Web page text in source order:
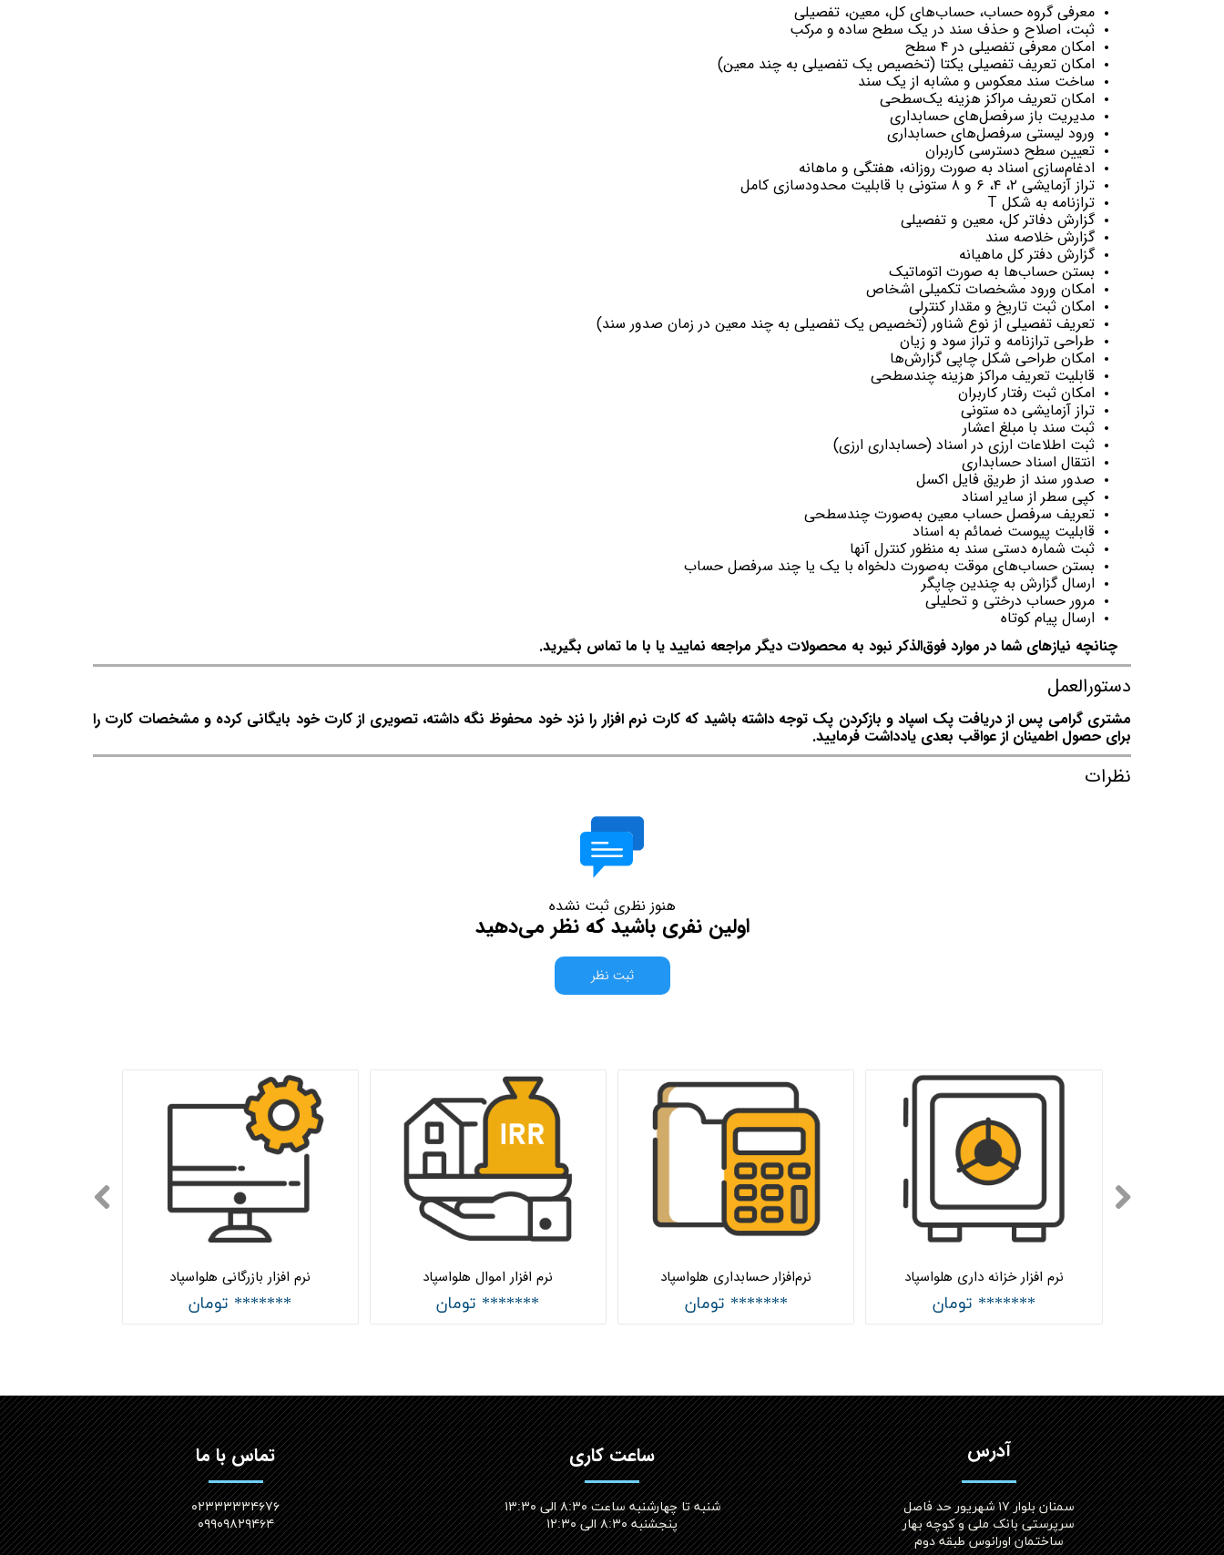
معرفی گروه حساب،‌ حساب‌های کل، معین،‌ تفصیلی
ثبت،‌ اصلاح و حذف سند در یک سطح ساده و مرکب
امکان معرفی تفصیلی در ۴ سطح
امکان تعریف تفصیلی یکتا (تخصیص یک تفصیلی به چند معین)
ساخت سند معکوس و مشابه از یک سند
امکان تعریف مراکز هزینه یک‌سطحی
مدیریت باز سرفصل‌های حسابداری
ورود لیستی سرفصل‌های حسابداری
تعیین سطح دسترسی کاربران
ادغام‌سازی اسناد به صورت روزانه، هفتگی و ماهانه
تراز آزمایشی ۲، ۴، ۶ و ۸ ستونی با قابلیت محدودسازی کامل
ترازنامه به شکل T
گزارش دفاتر کل، معین و تفصیلی
گزارش خلاصه سند
گزارش دفتر کل ماهیانه
بستن حساب‌ها به‌ صورت اتوماتیک
امکان ورود مشخصات تکمیلی اشخاص
امکان ثبت تاریخ و مقدار کنترلی
تعریف تفصیلی از نوع شناور (تخصیص یک تفصیلی به چند معین در زمان صدور سند)
‌طراحی ترازنامه و تراز سود و زیان
امکان طراحی شکل چاپی گزارش‌ها
قابلیت تعریف مراکز هزینه چندسطحی
امکان ثبت رفتار کاربران
تراز آزمایشی ده ستونی
ثبت سند با مبلغ اعشار
‌ثبت اطلاعات ارزی در اسناد (حسابداری ارزی)
انتقال اسناد حسابداری
صدور سند از طریق فایل اکسل
کپی سطر از سایر اسناد
تعریف سرفصل حساب معین به‌صورت چندسطحی
قابلیت پیوست ضمائم به اسناد
ثبت شماره دستی سند به منظور کنترل آنها
بستن حساب‌های موقت به‌صورت دلخواه با یک یا چند سرفصل حساب
ارسال گزارش به چندین چاپگر
مرور حساب درختی و تحلیلی
‌ارسال پیام کوتاه
چنانچه نیازهای شما در موارد فوق‌الذکر نبود به محصولات دیگر مراجعه نمایید یا با ما تماس بگیرید.
دستورالعمل
مشتری گرامی پس از دریافت پک اسپاد و بازکردن پک توجه داشته باشید که کارت نرم افزار را نزد خود محفوظ نگه داشته، تصویری از کارت خود بایگانی کرده و مشخصات کارت را
برای حصول اطمینان از عواقب بعدی یادداشت فرمایید.
نظرات
هنوز نظری ثبت نشده
اولین نفری باشید که نظر می‌دهید
ثبت نظر
نرم افزار بازرگانی هلواسپاد
******* تومان
نرم افزار اموال هلواسپاد
******* تومان
نرم‌افزار حسابداری هلواسپاد
******* تومان
نرم افزار خزانه داری هلواسپاد
******* تومان
آدرس
سمنان بلوار ۱۷ شهریور حد فاصل
سرپرستی بانک ملی و کوچه بهار
ساختمان اورانوس طبقه دوم
ساعت کاری
شنبه تا چهارشنبه ساعت ۸:۳۰ الی ۱۳:۳۰
پنجشنبه ۸:۳۰ الی ۱۲:۳۰​​​​​​​
تماس با ما
۰۲۳۳۳۳۳۴۶۷۶
۰۹۹۰۹۸۲۹۴۶۴